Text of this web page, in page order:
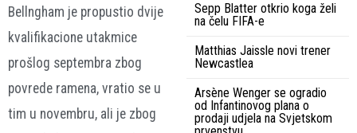
Bellngham je propustio dvije
kvalifikacione utakmice
prošlog septembra zbog
povrede ramena, vratio se u
tim u novembru, ali je zbog
Sepp Blatter otkrio koga želi
na čelu FIFA-e
Matthias Jaissle novi trener
Newcastlea
Arsène Wenger se ogradio
od Infantinovog plana o
prodaji udjela na Svjetskom